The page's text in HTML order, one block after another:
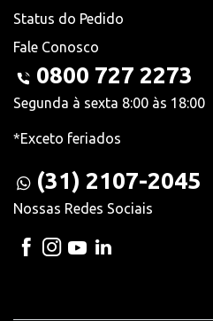
Status do Pedido
Fale Conosco
0800 727 2273
Segunda à sexta 8:00 às 18:00
*Exceto feriados
(31) 2107-2045
Nossas Redes Sociais